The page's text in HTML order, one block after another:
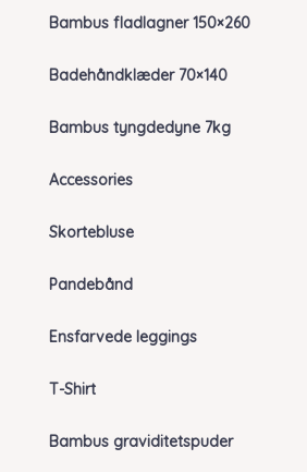
Bambus fladlagner 150×260
Badehåndklæder 70×140
Bambus tyngdedyne 7kg
Accessories
Skortebluse
Pandebånd
Ensfarvede leggings
T-Shirt
Bambus graviditetspuder